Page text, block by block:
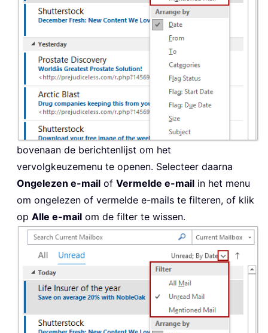
bovenaan de berichtenlijst om het
vervolgkeuzemenu te openen. Selecteer daarna
Ongelezen e-mail of Vermelde e-mail in het menu
om ongelezen of vermelde e-mails te filteren, of klik
op Alle e-mail om de filter te wissen.